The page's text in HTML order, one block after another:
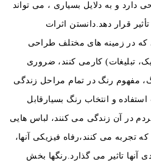
دارد و به دلایل بسیاری ، می تواند
قرار دهد.دانستن اثرات
که در زمینه های مختلف طراحی
تبلیغات) کار می کنند، ضروری
مفهوم رنگ در تمام مراحل زندگی
و انتخاب رنگ بسیارقابل
در آن زندگی می کنند، لباس هایی
تجربه می کنند،رفاه فیزیکی آنها،
تاثیر می گذارد.رنگها بخش